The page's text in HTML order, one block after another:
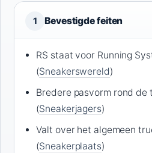
1 Bevestigde feiten
RS staat voor Running
(Sneakerswereld)
Bredere pasvorm rond de
(Sneakerjagers)
Valt over het algemeen
(Sneakerplaats)